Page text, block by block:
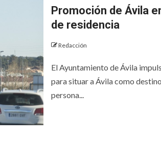
Promoción de Ávila
de residencia
Redacción
El Ayuntamiento de Ávila
para situar a Ávila como
persona...